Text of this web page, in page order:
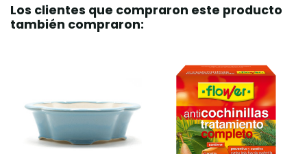
Los clientes que compraron este producto
también compraron: